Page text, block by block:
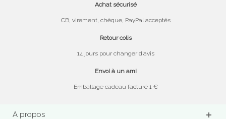
Achat sécurisé
CB, virement, chèque, PayPal acceptés
Retour colis
14 jours pour changer d’avis
Envoi à un ami
Emballage cadeau facturé 1 €
A propos